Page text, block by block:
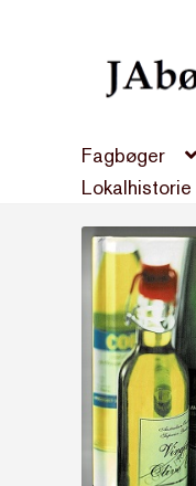
Spring
Spring
Fagbøger